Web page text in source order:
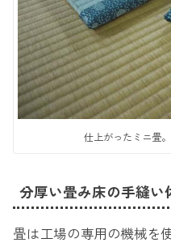
仕上がったミニ畳
分厚い畳み床の手縫い
畳は工場の専用の機械を